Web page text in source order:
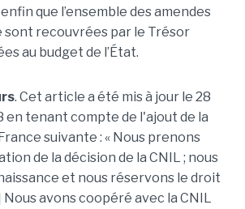
que l’ensemble des amendes
sont recouvrées par le Trésor
au budget de l’État.
. Cet article a été mis à jour le 28
en tenant compte de l'ajout de la
suivante : « Nous prenons
de la décision de la CNIL ; nous
et nous réservons le droit
Nous avons coopéré avec la CNIL